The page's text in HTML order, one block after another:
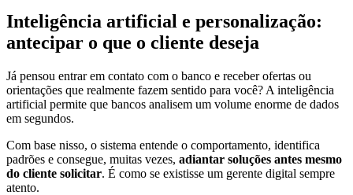
Inteligência artificial e personalização:
antecipar o que o cliente deseja
Já pensou entrar em contato com o banco e receber ofertas ou
orientações que realmente fazem sentido para você? A inteligência
artificial permite que bancos analisem um volume enorme de dados
em segundos.
Com base nisso, o sistema entende o comportamento, identifica
padrões e consegue, muitas vezes, adiantar soluções antes mesmo
do cliente solicitar. É como se existisse um gerente digital sempre
atento.